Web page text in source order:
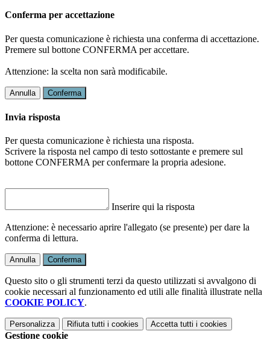
Conferma per accettazione
Per questa comunicazione è richiesta una conferma di accettazione.
Premere sul bottone CONFERMA per accettare.
Attenzione: la scelta non sarà modificabile.
Annulla Conferma
Invia risposta
Per questa comunicazione è richiesta una risposta.
Scrivere la risposta nel campo di testo sottostante e premere sul
bottone CONFERMA per confermare la propria adesione.
Inserire qui la risposta
Attenzione: è necessario aprire l'allegato (se presente) per dare la
conferma di lettura.
Annulla Conferma
Questo sito o gli strumenti terzi da questo utilizzati si avvalgono di
cookie necessari al funzionamento ed utili alle finalità illustrate nella
COOKIE POLICY.
Personalizza Rifiuta tutti i cookies Accetta tutti i cookies
Gestione cookie